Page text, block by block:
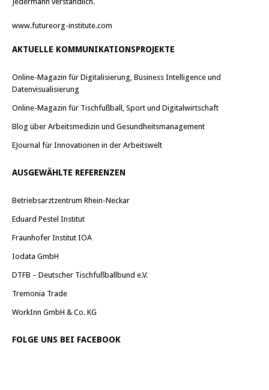
www.futureorg-institute.com
AKTUELLE KOMMUNIKATIONSPROJEKTE
Online-Magazin für Digitalisierung, Business Intelligence und
Datenvisualisierung
Online-Magazin für Tischfußball, Sport und Digitalwirtschaft
Blog über Arbeitsmedizin und Gesundheitsmanagement
EJournal für Innovationen in der Arbeitswelt
AUSGEWÄHLTE REFERENZEN
Betriebsarztzentrum Rhein-Neckar
Eduard Pestel Institut
Fraunhofer Institut IOA
Iodata GmbH
DTFB – Deutscher Tischfußballbund e.V.
Tremonia Trade
WorkInn GmbH & Co. KG
FOLGE UNS BEI FACEBOOK